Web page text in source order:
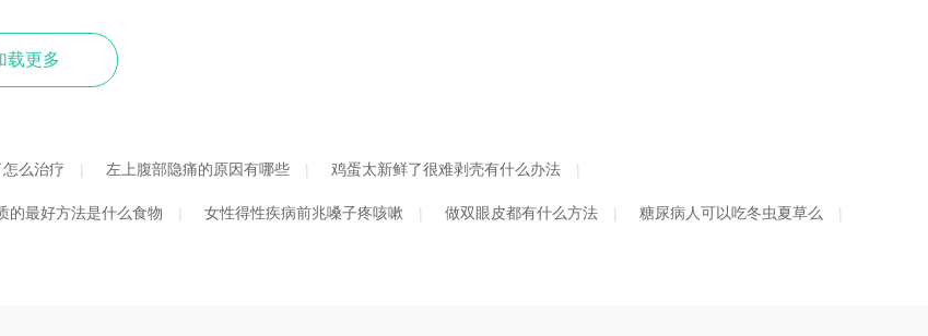
载更多
成人肛门痒吃什么药
么治疗 左上腹部隐痛的原因有哪些 鸡蛋太新鲜了很难剥壳有什么办法
的最好方法是什么食物 女性得性疾病前兆嗓子疼咳嗽 做双眼皮都有什么方法 糖尿病人可以吃冬虫夏草么